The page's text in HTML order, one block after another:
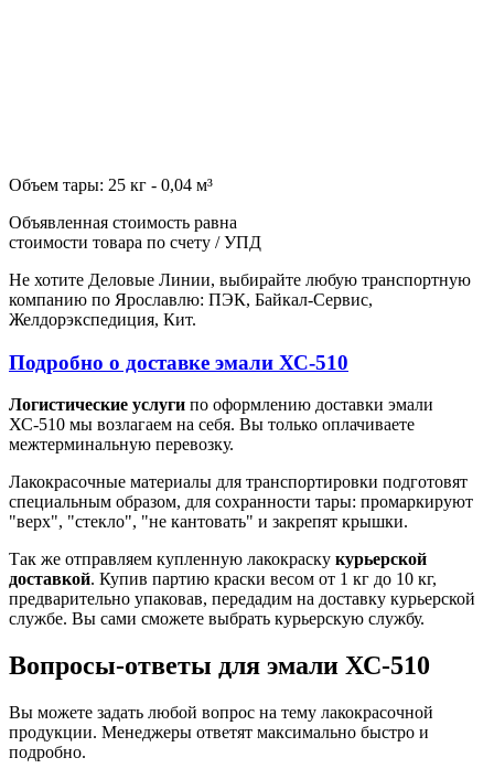
Объем тары: 25 кг - 0,04 м³
Объявленная стоимость равна
стоимости товара по счету / УПД
Не хотите Деловые Линии, выбирайте любую транспортную
компанию по Ярославлю: ПЭК, Байкал-Сервис,
Желдорэкспедиция, Кит.
Подробно о доставке эмали ХС-510
Логистические услуги по оформлению доставки эмали
ХС-510 мы возлагаем на себя. Вы только оплачиваете
межтерминальную перевозку.
Лакокрасочные материалы для транспортировки подготовят
специальным образом, для сохранности тары: промаркируют
"верх", "стекло", "не кантовать" и закрепят крышки.
Так же отправляем купленную лакокраску курьерской
доставкой. Купив партию краски весом от 1 кг до 10 кг,
предварительно упаковав, передадим на доставку курьерской
службе. Вы сами сможете выбрать курьерскую службу.
Вопросы-ответы для эмали ХС-510
Вы можете задать любой вопрос на тему лакокрасочной
продукции. Менеджеры ответят максимально быстро и
подробно.